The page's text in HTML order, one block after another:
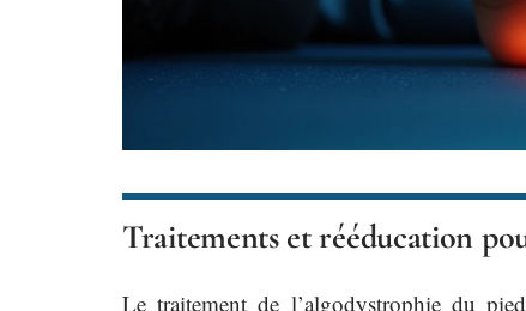
Traitements et rééducation
Le traitement de l’algodystrophie du